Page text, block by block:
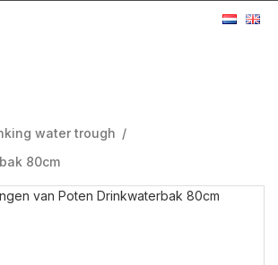
water trough /
80cm